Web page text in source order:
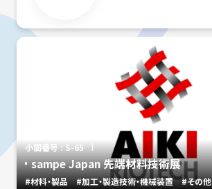
小間番号 : S-65
sampe Japan 先端材料技術展
#材料・製品 #加工・製造技術・機械装置 #その他